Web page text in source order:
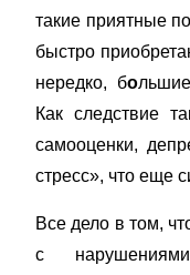
такие приятные
быстро
нередко, бо
Как следствие
самооценки,
стресс», что еще
Все дело в том,
с нарушениями